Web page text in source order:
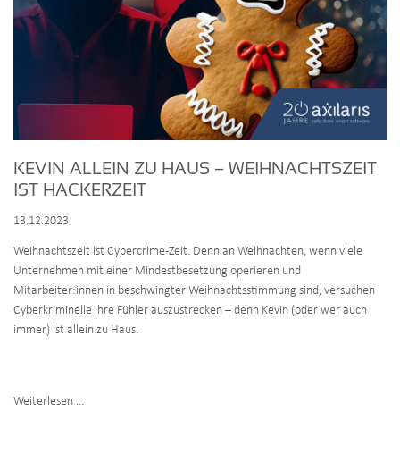
KEVIN ALLEIN ZU HAUS – WEIHNACHTSZEIT
IST HACKERZEIT
13.12.2023
Weihnachtszeit ist Cybercrime-Zeit. Denn an Weihnachten, wenn viele
Unternehmen mit einer Mindestbesetzung operieren und
Mitarbeiter:innen in beschwingter Weihnachtsstimmung sind, versuchen
Cyberkriminelle ihre Fühler auszustrecken – denn Kevin (oder wer auch
immer) ist allein zu Haus.
Weiterlesen …